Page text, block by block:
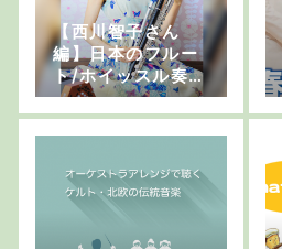
【西川智子さん
編】日本のフルー
ト/ホイッスル奏者
へのインタビュー